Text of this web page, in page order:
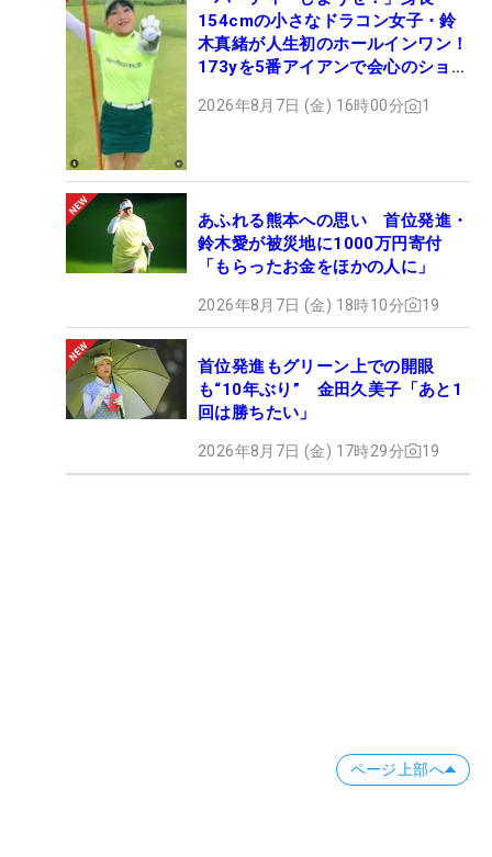
154cmの小さなドラコン女子・鈴
木真緒が人生初のホールインワン！
173yを5番アイアンで会心のショッ
2026年8月7日 (金) 16時00分 1
あふれる熊本への思い 首位発進・
鈴木愛が被災地に1000万円寄付
「もらったお金をほかの人に」
2026年8月7日 (金) 18時10分 19
首位発進もグリーン上での開眼
も“10年ぶり” 金田久美子「あと1
回は勝ちたい」
2026年8月7日 (金) 17時29分 19
ページ上部へ